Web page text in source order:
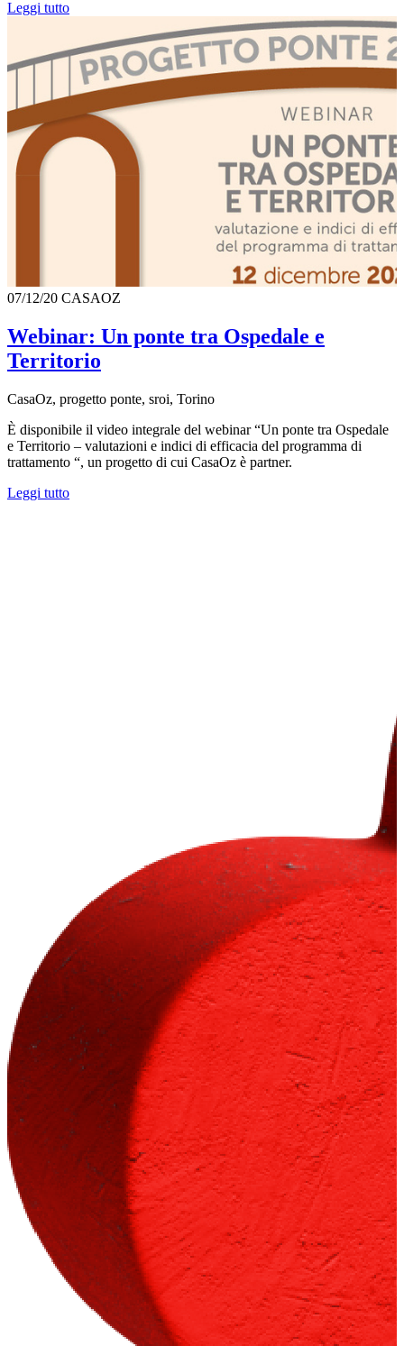
Leggi tutto
07/12/20 CASAOZ
Webinar: Un ponte tra Ospedale e
Territorio
CasaOz, progetto ponte, sroi, Torino
È disponibile il video integrale del webinar “Un ponte tra Ospedale
e Territorio – valutazioni e indici di efficacia del programma di
trattamento “, un progetto di cui CasaOz è partner.
Leggi tutto